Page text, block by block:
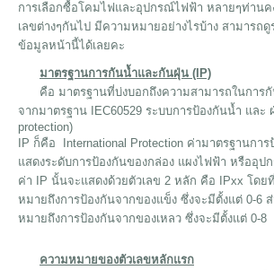
การเลือกซื้อโคมไฟและอุปกรณ์ไฟฟ้า หลายๆท่านค
เลขต่างๆกันไป มีความหมายอย่างไรบ้าง สามารถดู
ข้อมูลหน้านี้ได้เลยคะ
มาตรฐานการกันน้ำและกันฝุ่น (IP)
คือ มาตรฐานที่บ่งบอกถึงความสามารถในการกั
จากมาตรฐาน IEC60529 ระบบการป้องกันน้ำ และ
protection)
IP ก็คือ International Protection ค่ามาตรฐานกา
แสดงระดับการป้องกันของกล่อง แผงไฟฟ้า หรืออุป
ค่า IP นั้นจะแสดงด้วยตัวเลข 2 หลัก คือ IPxx โดย
หมายถึงการป้องกันจากของแข็ง ซึ่งจะมีตั้งแต่ 0-6
หมายถึงการป้องกันจากของเหลว ซึ่งจะมีตั้งแต่ 0-8
ความหมายของตัวเลขหลักแรก